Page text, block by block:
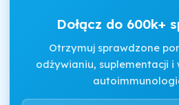
Dołącz do 600k+
Otrzymuj sprawdzone
odżywianiu, suplementacji i